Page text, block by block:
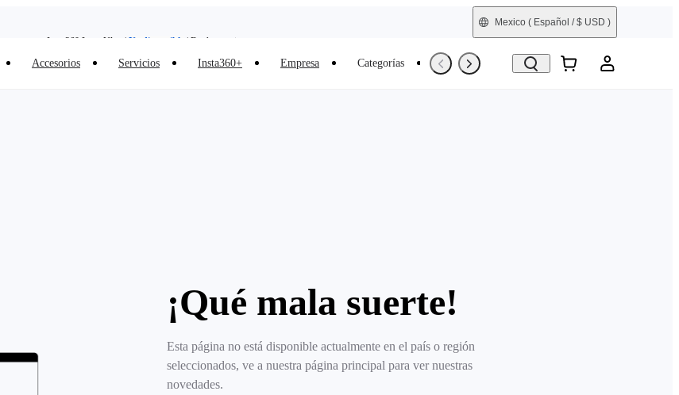
Insta360 Luna Ultra | Ya disponible | Envío gratuito
Mexico ( Español / $ USD )
Accesorios Servicios Insta360+ Empresa Categorías Reacondicionada
¡Qué mala suerte!
Esta página no está disponible actualmente en el país o región
seleccionados, ve a nuestra página principal para ver nuestras
novedades.